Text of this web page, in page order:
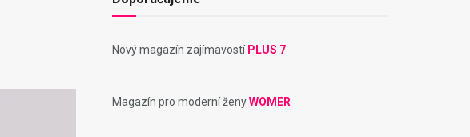
Nový magazín zajímavostí PLUS 7
Magazín pro moderní ženyWOMER